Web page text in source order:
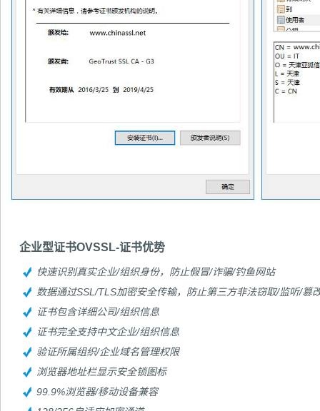
企业型证书OVSSL-证书优势
快速识别真实企业/组织身份，防止假冒/诈骗/钓鱼网站
数据通过SSL/TLS加密安全传输，防止第三方非法窃取/监听/篡
证书包含详细公司/组织信息
证书完全支持中文企业/组织信息
验证所属组织/企业域名管理权限
浏览器地址栏显示安全锁图标
99.9%浏览器/移动设备兼容